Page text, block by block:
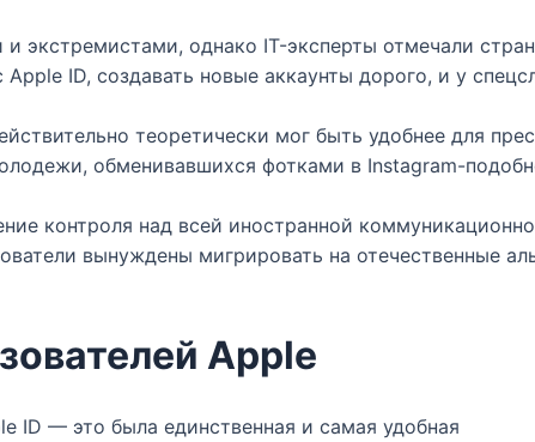
экстремистами, однако IT-эксперты отмечали
ID, создавать новые аккаунты дорого, и у
теоретически мог быть удобнее для
обменивавшихся фотками в Instagram-
контроля над всей иностранной
вынуждены мигрировать на отечественные
Apple
ID — это была единственная и самая удобная